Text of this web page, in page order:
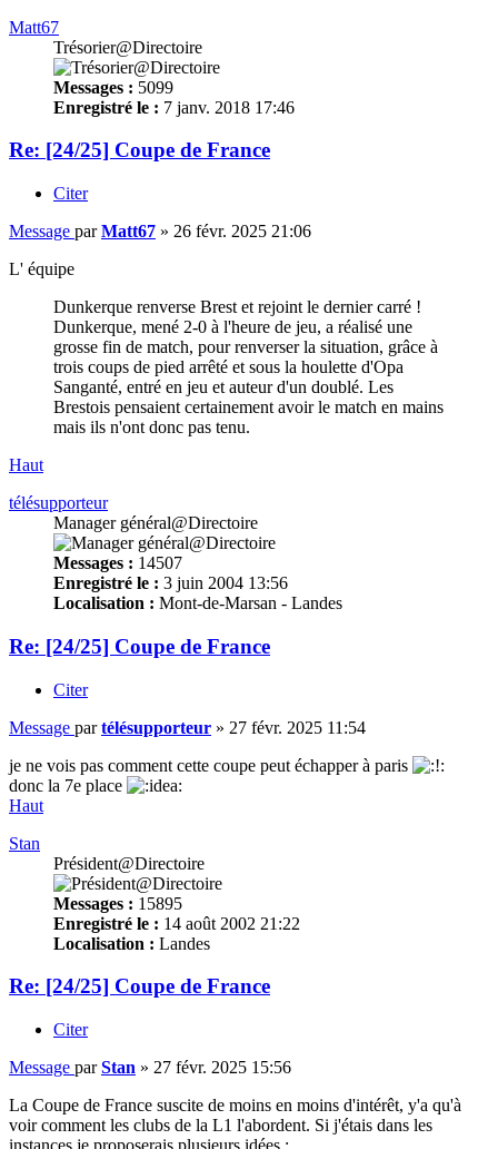
Matt67
Trésorier@Directoire
Messages : 5099
Enregistré le : 7 janv. 2018 17:46
Re: [24/25] Coupe de France
Citer
Message parMatt67 » 26 févr. 2025 21:06
L' équipe
Dunkerque renverse Brest et rejoint le dernier carré !
Dunkerque, mené 2-0 à l'heure de jeu, a réalisé une
grosse fin de match, pour renverser la situation, grâce à
trois coups de pied arrêté et sous la houlette d'Opa
Sanganté, entré en jeu et auteur d'un doublé. Les
Brestois pensaient certainement avoir le match en mains
mais ils n'ont donc pas tenu.
Haut
télésupporteur
Manager général@Directoire
Messages : 14507
Enregistré le : 3 juin 2004 13:56
Localisation : Mont-de-Marsan - Landes
Re: [24/25] Coupe de France
Citer
Message partélésupporteur » 27 févr. 2025 11:54
je ne vois pas comment cette coupe peut échapper à paris
donc la 7e place
Haut
Stan
Président@Directoire
Messages : 15895
Enregistré le : 14 août 2002 21:22
Localisation : Landes
Re: [24/25] Coupe de France
Citer
Message parStan » 27 févr. 2025 15:56
La Coupe de France suscite de moins en moins d'intérêt, y'a qu'à
voir comment les clubs de la L1 l'abordent. Si j'étais dans les
instances je proposerais plusieurs idées :